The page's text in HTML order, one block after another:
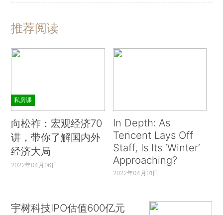
推荐阅读
私房课
向松祚：宏观经济70
讲，带你了解国内外
经济大局
2022年04月06日
In Depth: As
Tencent Lays Off
Staff, Is Its ‘Winter’
Approaching?
2022年04月01日
宇树科技IPO估值600亿元